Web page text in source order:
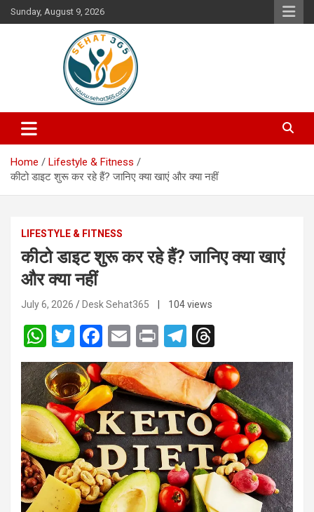
Skip
to
Sunday, August 9, 2026
Sehat365
Your's Complete Health Guide
Home
Lifestyle & Fitness
कीटो डाइट शुरू कर रहे हैं? जानिए क्या खाएं और क्या नहीं
LIFESTYLE & FITNESS
कीटो डाइट शुरू कर रहे हैं? जानिए क्या खाएं
और क्या नहीं
July 6, 2026 Desk Sehat365 | 104 views
W
h
at
s
A
p
p
T
wi
tt
er
F
a
ce
b
o
o
k
E
m
ail
Pr
in
t
T
el
e
gr
a
m
hr
e
a
d
s